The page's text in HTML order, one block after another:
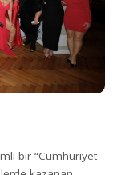
bir “Cumhuriyet